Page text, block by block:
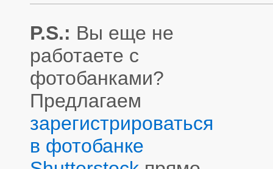
P.S.: Вы еще не
работаете с
фотобанками?
Предлагаем
зарегистрироваться
в фотобанке